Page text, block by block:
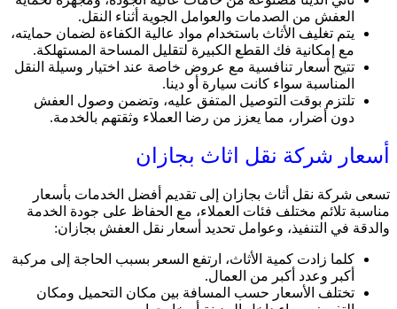
العفش من الصدمات والعوامل الجوية أثناء النقل.
يتم تغليف الأثاث باستخدام مواد عالية الكفاءة لضمان حمايته،
مع إمكانية فك القطع الكبيرة لتقليل المساحة المستهلكة.
تتيح أسعار تنافسية مع عروض خاصة عند اختيار وسيلة النقل
المناسبة سواء كانت سيارة أو دينا.
تلتزم بوقت التوصيل المتفق عليه، وتضمن وصول العفش
دون أضرار، مما يعزز من رضا العملاء وثقتهم بالخدمة.
أسعار شركة نقل اثاث بجازان
تسعى شركة نقل أثاث بجازان إلى تقديم أفضل الخدمات بأسعار
مناسبة تلائم مختلف فئات العملاء، مع الحفاظ على جودة الخدمة
والدقة في التنفيذ، وعوامل تحديد أسعار نقل العفش بجازان:
كلما زادت كمية الأثاث، ارتفع السعر بسبب الحاجة إلى مركبة
أكبر وعدد أكبر من العمال.
تختلف الأسعار حسب المسافة بين مكان التحميل ومكان